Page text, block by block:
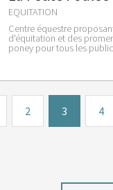
EQUITATION
Centre équestre
d'équitation et des
poney pour tous les
2 3 4